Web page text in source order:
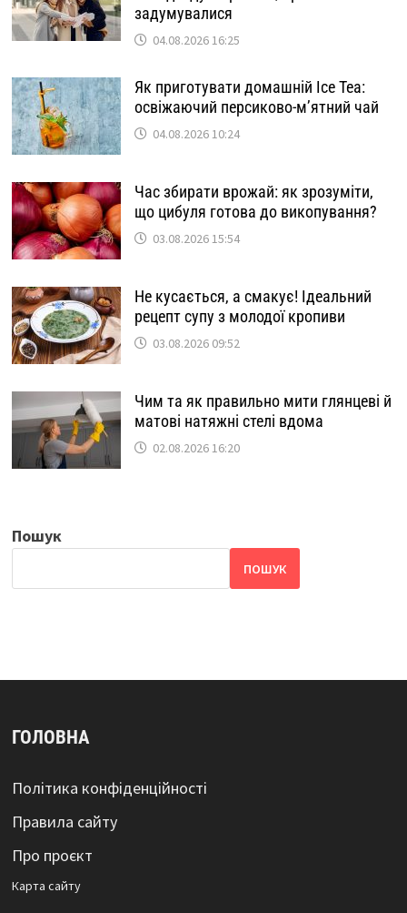
задумувалися
04.08.2026 16:25
Як приготувати домашній Ice Tea:
освіжаючий персиково-м’ятний чай
04.08.2026 10:24
Час збирати врожай: як зрозуміти,
що цибуля готова до викопування?
03.08.2026 15:54
Не кусається, а смакує! Ідеальний
рецепт супу з молодої кропиви
03.08.2026 09:52
Чим та як правильно мити глянцеві й
матові натяжні стелі вдома
02.08.2026 16:20
Пошук
ПОШУК
ГОЛОВНА
Політика конфіденційності
Правила сайту
Про проєкт
Карта сайтy